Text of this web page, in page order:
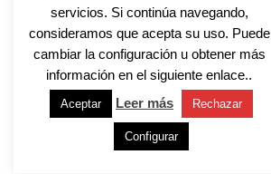
Política de privacidad
Política de cookies
Tienda Online para toda la familia
servicios. Si continúa navegando,
consideramos que acepta su uso. Puede
cambiar la configuración u obtener más
información en el siguiente enlace..
Aceptar Leer más Rechazar
Configurar